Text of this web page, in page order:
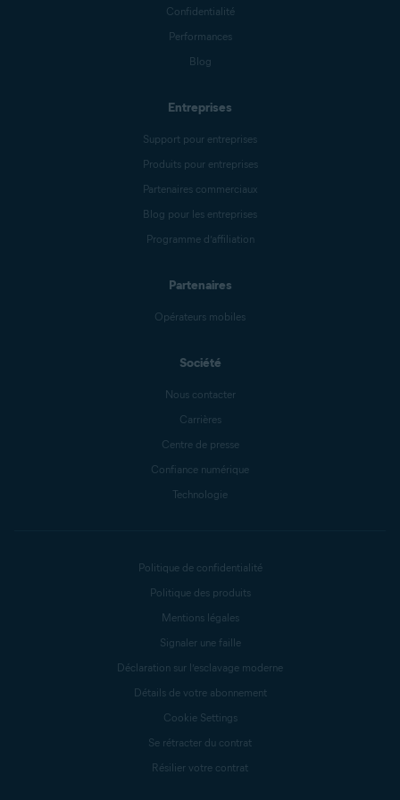
Confidentialité
Performances
Blog
Entreprises
Support pour entreprises
Produits pour entreprises
Partenaires commerciaux
Blog pour les entreprises
Programme d’affiliation
Partenaires
Opérateurs mobiles
Société
Nous contacter
Carrières
Centre de presse
Confiance numérique
Technologie
Politique de confidentialité
Politique des produits
Mentions légales
Signaler une faille
Déclaration sur l’esclavage moderne
Détails de votre abonnement
Cookie Settings
Se rétracter du contrat
Résilier votre contrat